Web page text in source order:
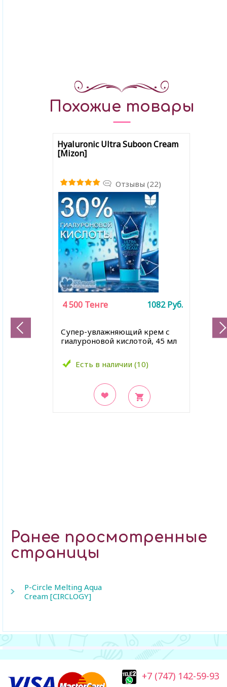
Похожие товары
Hyaluronic Ultra Suboon Cream
[Mizon]
Отзывы (22)
Супер-увлажняющий крем с
гиалуроновой кислотой, 45 мл
Есть в наличии (10)
4 500 Тенге 1082Руб.
Ранее просмотренные
страницы
P-Circle Melting Aqua
Cream [CIRCLOGY]
+7 (747) 142-59-93